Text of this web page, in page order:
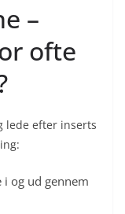
–
ofte
lede efter inserts
i og ud gennem